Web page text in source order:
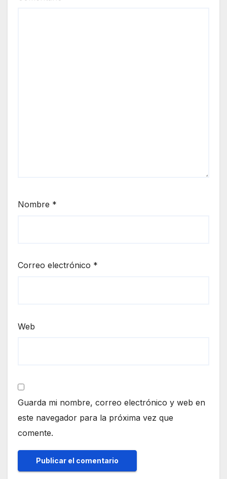
Nombre *
Correo electrónico *
Web
Guarda mi nombre, correo electrónico y web en
este navegador para la próxima vez que
comente.